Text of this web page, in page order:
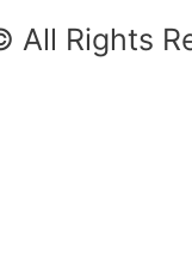
All Rights